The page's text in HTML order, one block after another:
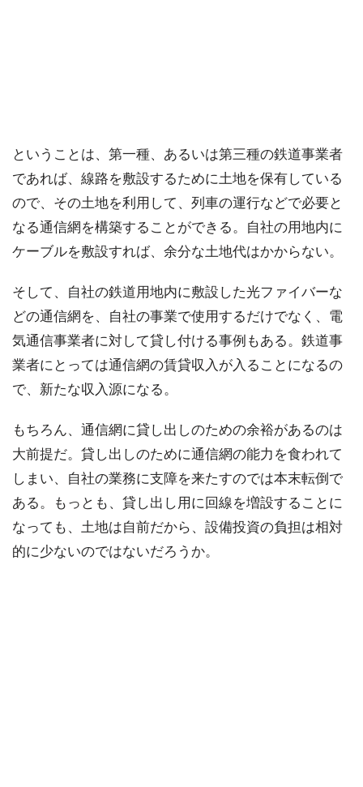
ということは、第一種、あるいは第三種の鉄道事業者
であれば、線路を敷設するために土地を保有している
ので、その土地を利用して、列車の運行などで必要と
なる通信網を構築することができる。自社の用地内に
ケーブルを敷設すれば、余分な土地代はかからない。
そして、自社の鉄道用地内に敷設した光ファイバーな
どの通信網を、自社の事業で使用するだけでなく、電
気通信事業者に対して貸し付ける事例もある。鉄道事
業者にとっては通信網の賃貸収入が入ることになるの
で、新たな収入源になる。
もちろん、通信網に貸し出しのための余裕があるのは
大前提だ。貸し出しのために通信網の能力を食われて
しまい、自社の業務に支障を来たすのでは本末転倒で
ある。もっとも、貸し出し用に回線を増設することに
なっても、土地は自前だから、設備投資の負担は相対
的に少ないのではないだろうか。